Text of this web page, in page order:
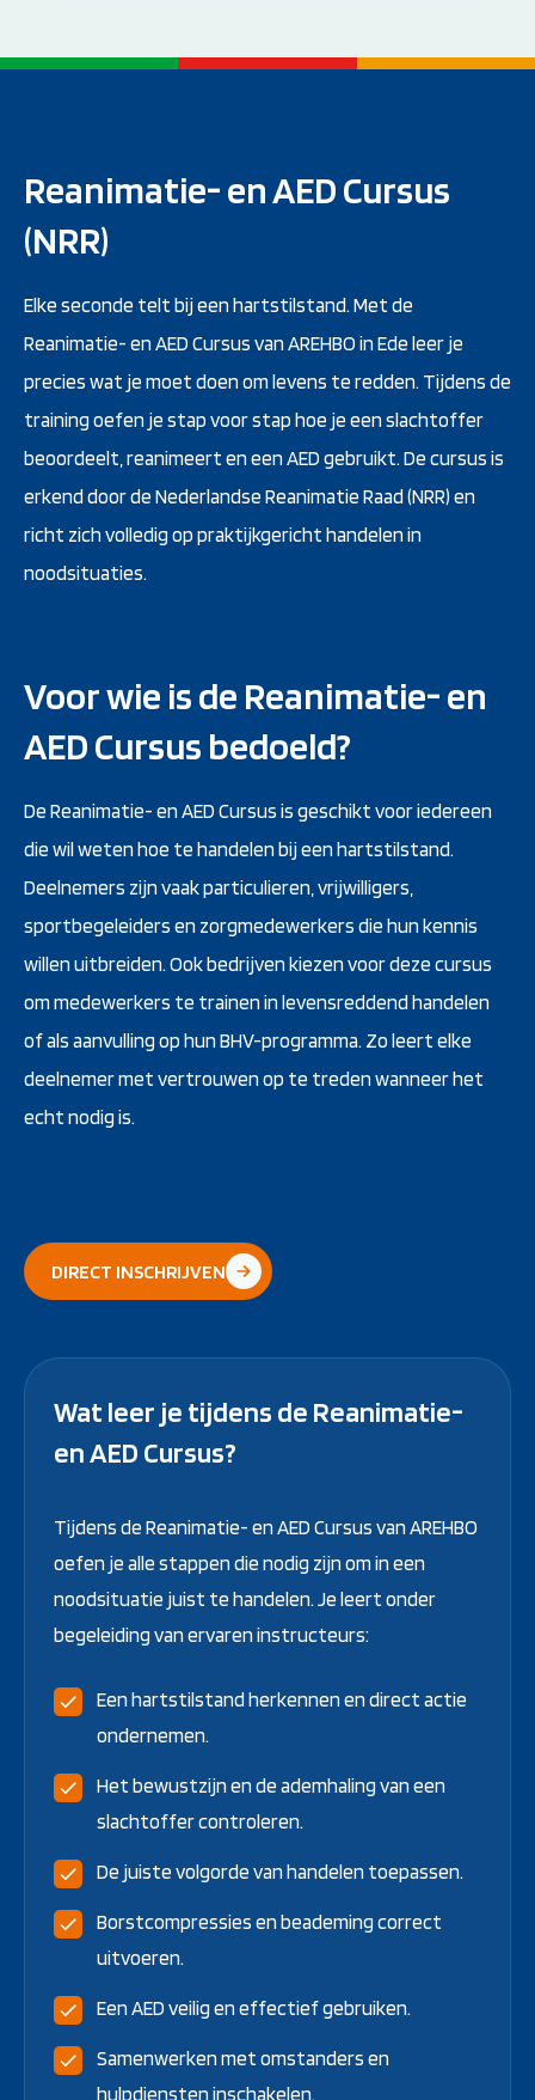
Reanimatie- en AED Cursus
(NRR)
Elke seconde telt bij een hartstilstand. Met de
Reanimatie- en AED Cursus van AREHBO in Ede leer je
precies wat je moet doen om levens te redden. Tijdens de
training oefen je stap voor stap hoe je een slachtoffer
beoordeelt, reanimeert en een AED gebruikt. De cursus is
erkend door de Nederlandse Reanimatie Raad (NRR) en
richt zich volledig op praktijkgericht handelen in
noodsituaties.
Voor wie is de Reanimatie- en
AED Cursus bedoeld?
De Reanimatie- en AED Cursus is geschikt voor iedereen
die wil weten hoe te handelen bij een hartstilstand.
Deelnemers zijn vaak particulieren, vrijwilligers,
sportbegeleiders en zorgmedewerkers die hun kennis
willen uitbreiden. Ook bedrijven kiezen voor deze cursus
om medewerkers te trainen in levensreddend handelen
of als aanvulling op hun BHV-programma. Zo leert elke
deelnemer met vertrouwen op te treden wanneer het
echt nodig is.
DIRECT INSCHRIJVEN
Wat leer je tijdens de Reanimatie-
en AED Cursus?
Tijdens de Reanimatie- en AED Cursus van AREHBO
oefen je alle stappen die nodig zijn om in een
noodsituatie juist te handelen. Je leert onder
begeleiding van ervaren instructeurs:
Een hartstilstand herkennen en direct actie
ondernemen.
Het bewustzijn en de ademhaling van een
slachtoffer controleren.
De juiste volgorde van handelen toepassen.
Borstcompressies en beademing correct
uitvoeren.
Een AED veilig en effectief gebruiken.
Samenwerken met omstanders en
hulpdiensten inschakelen.